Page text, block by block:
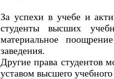
За успехи в учебе и
студенты высших
материальное
заведения.
Другие права студентов
уставом высшего учебного